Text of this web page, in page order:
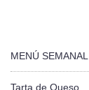
MENÚ SEMANAL
Tarta de Queso